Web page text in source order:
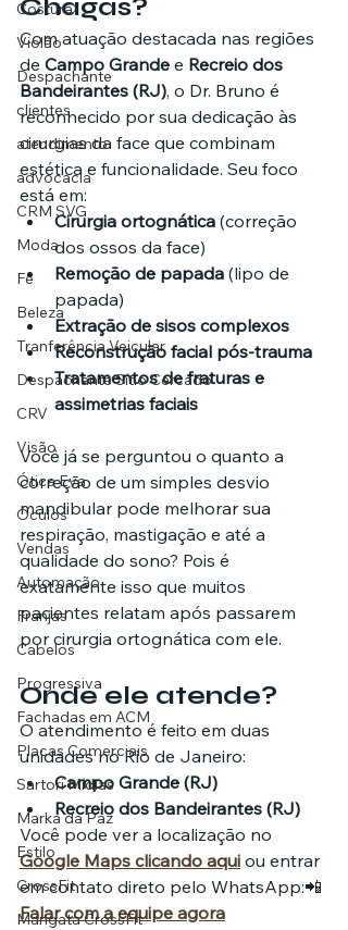
Costura
Violão
Despachante
clientes
atendimento
advocacia
CRM SVG
Moda
Fé
Beleza
Tranferência Veicular
Despachante Sítio Cercado
CRV
Visão
Ótica Eva
Óculos
Vendas
Automação
Franjas
Cabelos
Progressiva
Fachadas em ACM
Placas Comerciais
Sartori Mídias
Marka da Paz
Estilo
CrossFit
Mangata CrossFit
Chagas?
Com atuação destacada nas regiões
de Campo Grande e Recreio dos
Bandeirantes (RJ), o Dr. Bruno é
reconhecido por sua dedicação às
cirurgias da face que combinam
estética e funcionalidade. Seu foco
está em:
Cirurgia ortognática (correção
dos ossos da face)
Remoção de papada (lipo de
papada)
Extração de sisos complexos
Reconstrução facial pós-trauma
Tratamentos de fraturas e
assimetrias faciais
Você já se perguntou o quanto a
correção de um simples desvio
mandibular pode melhorar sua
respiração, mastigação e até a
qualidade do sono? Pois é
exatamente isso que muitos
pacientes relatam após passarem
por cirurgia ortognática com ele.
Onde ele atende?
O atendimento é feito em duas
unidades no Rio de Janeiro:
Campo Grande (RJ)
Recreio dos Bandeirantes (RJ)
Você pode ver a localização no
Google Maps clicando aqui ou entrar
em contato direto pelo WhatsApp:📲
Falar com a equipe agora